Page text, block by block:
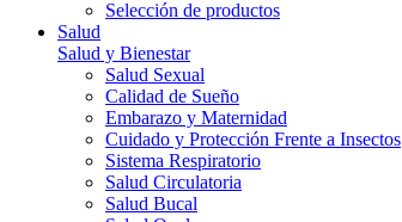
Selección de productos
Salud
Salud y Bienestar
Salud Sexual
Calidad de Sueño
Embarazo y Maternidad
Cuidado y Protección Frente a Insectos
Sistema Respiratorio
Salud Circulatoria
Salud Bucal